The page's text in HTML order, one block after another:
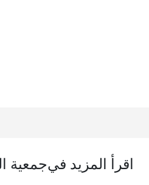
اقرأ المزيد فيجمعية